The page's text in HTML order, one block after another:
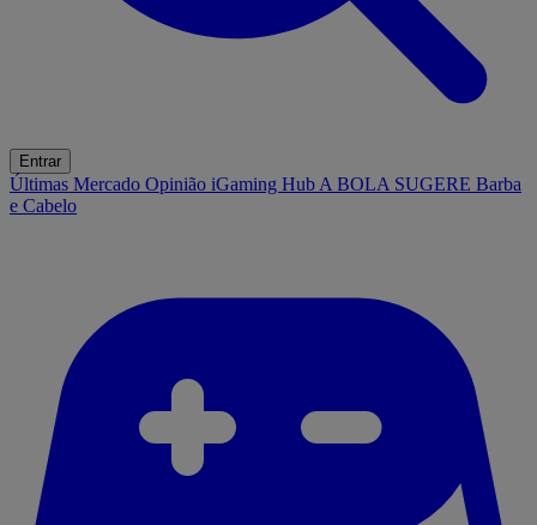
Entrar
Últimas Mercado Opinião iGaming Hub A BOLA SUGERE Barba
e Cabelo